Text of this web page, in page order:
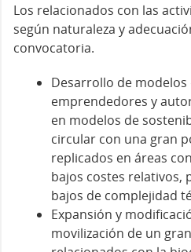
Los relacionados con las
según naturaleza y
convocatoria.
Desarrollo de
emprendedores y
en modelos de
circular con una gran
replicados en áreas
bajos costes relativos,
bajos de complejidad
Expansión y
movilización de un